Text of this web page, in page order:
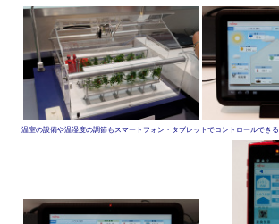
温室の設備や温湿度の調節もスマートフォン・タブレットでコントロールできる